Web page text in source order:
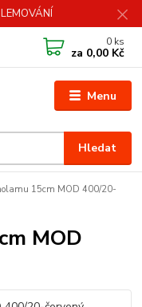
Menu
Hledat
0 ks
za 0,00 Kč
15cm MOD 400/20-
MOD